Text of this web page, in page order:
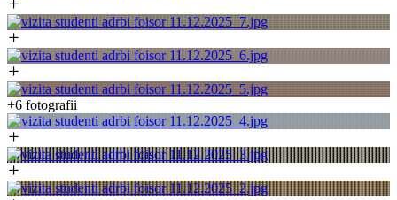
+6 fotografii